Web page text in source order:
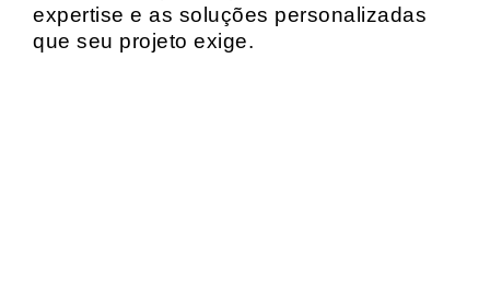
expertise e as soluções personalizadas
que seu projeto exige.